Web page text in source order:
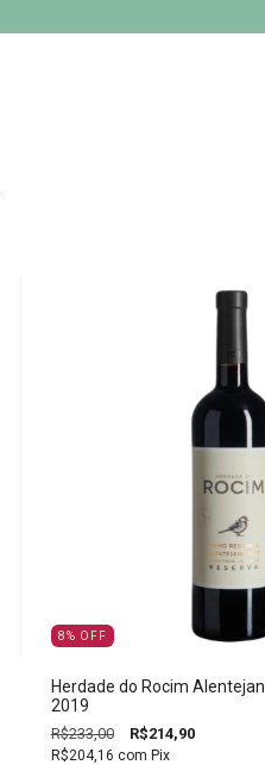
8% OFF
Herdade do Rocim
2019
R$233,00 R$214,90
R$204,16 com Pix